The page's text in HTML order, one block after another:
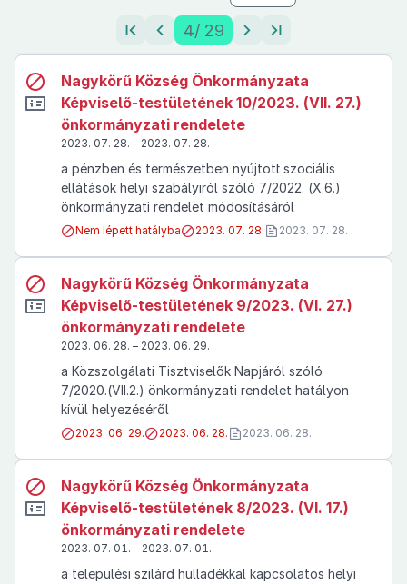
4/ 29
Nagykörű Község Önkormányzata
Képviselő-testületének 10/2023. (VII. 27.)
önkormányzati rendelete
2023. 07. 28. – 2023. 07. 28.
a pénzben és természetben nyújtott szociális
ellátások helyi szabályiról szóló 7/2022. (X.6.)
önkormányzati rendelet módosításáról
Nem lépett hatályba 2023. 07. 28. 2023. 07. 28.
Nagykörű Község Önkormányzata
Képviselő-testületének 9/2023. (VI. 27.)
önkormányzati rendelete
2023. 06. 28. – 2023. 06. 29.
a Közszolgálati Tisztviselők Napjáról szóló
7/2020.(VII.2.) önkormányzati rendelet hatályon
kívül helyezéséről
2023. 06. 29. 2023. 06. 28. 2023. 06. 28.
Nagykörű Község Önkormányzata
Képviselő-testületének 8/2023. (VI. 17.)
önkormányzati rendelete
2023. 07. 01. – 2023. 07. 01.
a települési szilárd hulladékkal kapcsolatos helyi